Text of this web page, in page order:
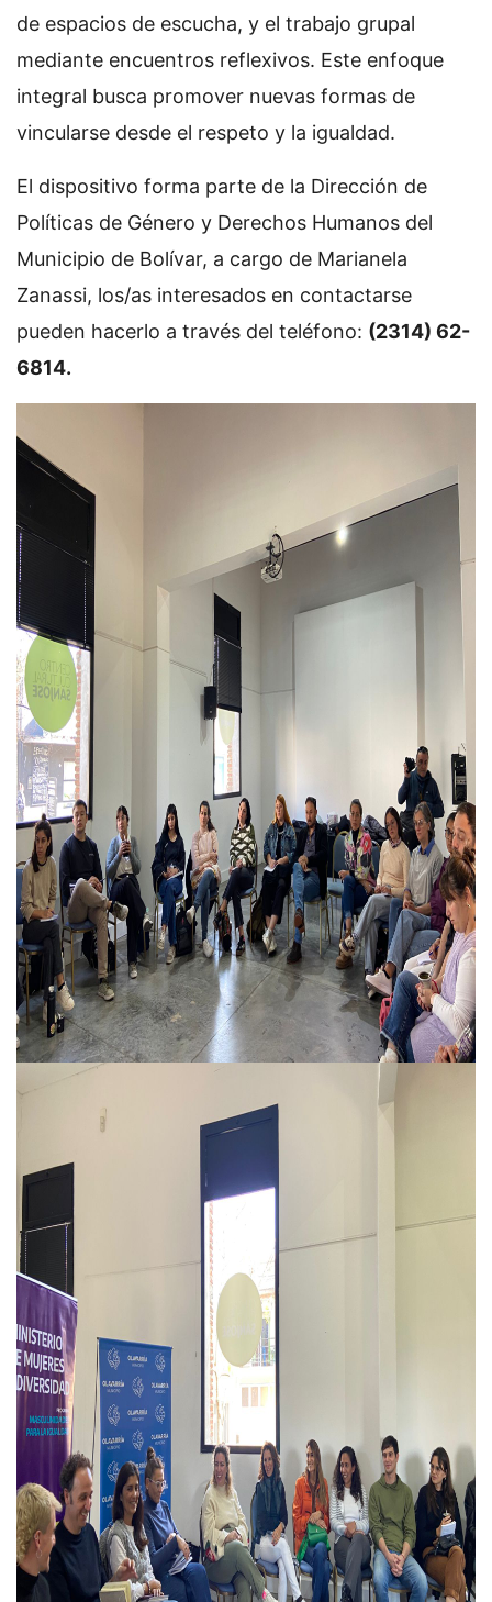
de espacios de escucha, y el trabajo grupal
mediante encuentros reflexivos. Este enfoque
integral busca promover nuevas formas de
vincularse desde el respeto y la igualdad.
El dispositivo forma parte de la Dirección de
Políticas de Género y Derechos Humanos del
Municipio de Bolívar, a cargo de Marianela
Zanassi, los/as interesados en contactarse
pueden hacerlo a través del teléfono: (2314) 62-
6814.